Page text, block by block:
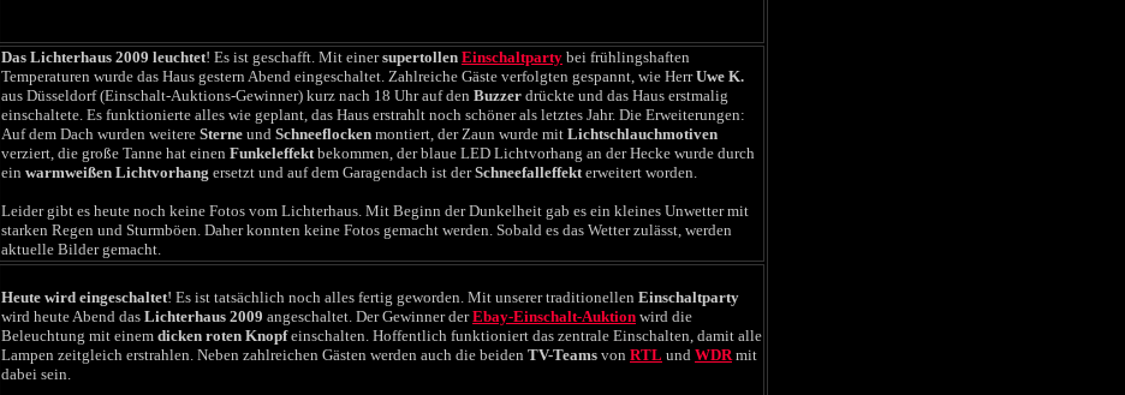
Das Lichterhaus 2009 leuchtet! Es ist geschafft. Mit einersupertollen Einschaltparty bei frühlingshaften
Temperaturen wurde das Haus gestern Abend eingeschaltet. Zahlreiche Gäste verfolgten gespannt, wie HerrUwe K.
aus Düsseldorf (Einschalt-Auktions-Gewinner) kurz nach 18 Uhr auf den Buzzer drückte und das Haus erstmalig
einschaltete. Es funktionierte alles wie geplant, das Haus erstrahlt noch schöner als letztes Jahr. Die Erweiterungen:
Auf dem Dach wurden weitere Sterne und Schneeflocken montiert, der Zaun wurde mit Lichtschlauchmotiven
verziert, die große Tanne hat einen Funkeleffektbekommen, der blaue LED Lichtvorhang an der Hecke wurde durch
ein warmweißen Lichtvorhang ersetzt und auf dem Garagendach ist derSchneefalleffekterweitert worden.
Leider gibt es heute noch keine Fotos vom Lichterhaus. Mit Beginn der Dunkelheit gab es ein kleines Unwetter mit
starken Regen und Sturmböen. Daher konnten keine Fotos gemacht werden. Sobald es das Wetter zulässt, werden
aktuelle Bilder gemacht.
Heute wird eingeschaltet! Es ist tatsächlich noch alles fertig geworden. Mit unserer traditionellen Einschaltparty
wird heute Abend das Lichterhaus 2009 angeschaltet. Der Gewinner derEbay-Einschalt-Auktion wird die
Beleuchtung mit einem dicken roten Knopfeinschalten. Hoffentlich funktioniert das zentrale Einschalten, damit alle
Lampen zeitgleich erstrahlen. Neben zahlreichen Gästen werden auch die beiden TV-Teams von RTL und WDRmit
dabei sein.